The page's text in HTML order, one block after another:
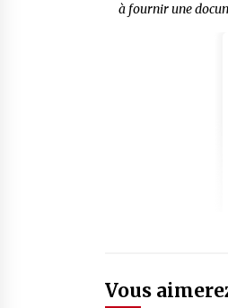
à fournir une
Vous